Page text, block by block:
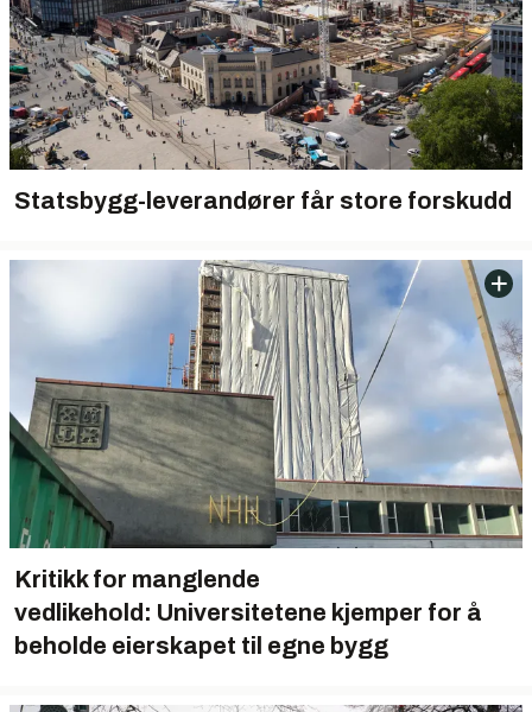
Statsbygg-leverandører får store forskudd
Kritikk for manglende
vedlikehold: Universitetene kjemper for å
beholde eierskapet til egne bygg